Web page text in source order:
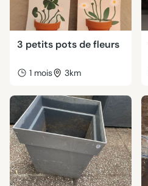
3 petits pots de fleurs
1 mois 3km